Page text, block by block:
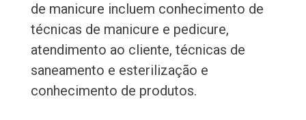
de manicure incluem conhecimento de
técnicas de manicure e pedicure,
atendimento ao cliente, técnicas de
saneamento e esterilização e
conhecimento de produtos.